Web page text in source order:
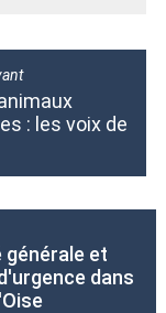
: les voix de
et
dans